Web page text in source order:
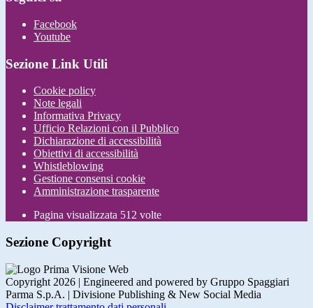
Facebook
Youtube
Sezione Link Utili
Cookie policy
Note legali
Informativa Privacy
Ufficio Relazioni con il Pubblico
Dichiarazione di accessibilità
Obiettivi di accessibilità
Whistleblowing
Gestione consensi cookie
Amministrazione trasparente
Pagina visualizzata 512 volte
Sezione Copyright
Copyright 2026 | Engineered and powered by Gruppo Spaggiari
Parma S.p.A. | Divisione Publishing & New Social Media